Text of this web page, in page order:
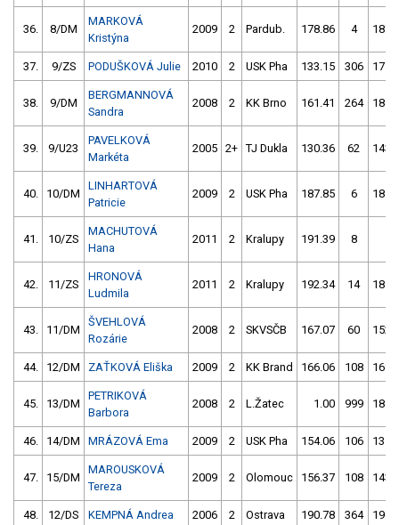
36. 8/DM
MARKOVÁ
Kristýna
2009 2 Pardub. 178.86 4
37. 9/ZS PODUŠKOVÁ Julie 2010 2 USK Pha 133.15 306
38. 9/DM
BERGMANNOVÁ
Sandra
2008 2 KK Brno 161.41 264
39. 9/U23
PAVELKOVÁ
Markéta
2005 2+ TJ Dukla 130.36 62
40. 10/DM
LINHARTOVÁ
Patricie
2009 2 USK Pha 187.85 6
41. 10/ZS
MACHUTOVÁ
Hana
2011 2 Kralupy 191.39 8
42. 11/ZS
HRONOVÁ
Ludmila
2011 2 Kralupy 192.34 14
43. 11/DM
ŠVEHLOVÁ
Rozárie
2008 2 SKVSČB 167.07 60
44. 12/DM ZAŤKOVÁ Eliška 2009 2 KK Brand 166.06 108
45. 13/DM
PETRIKOVÁ
Barbora
2008 2 L.Žatec 1.00 999
46. 14/DM MRÁZOVÁ Ema 2009 2 USK Pha 154.06 106
47. 15/DM
MAROUSKOVÁ
Tereza
2009 2 Olomouc 156.37 108
48. 12/DS KEMPNÁ Andrea 2006 2 Ostrava 190.78 364